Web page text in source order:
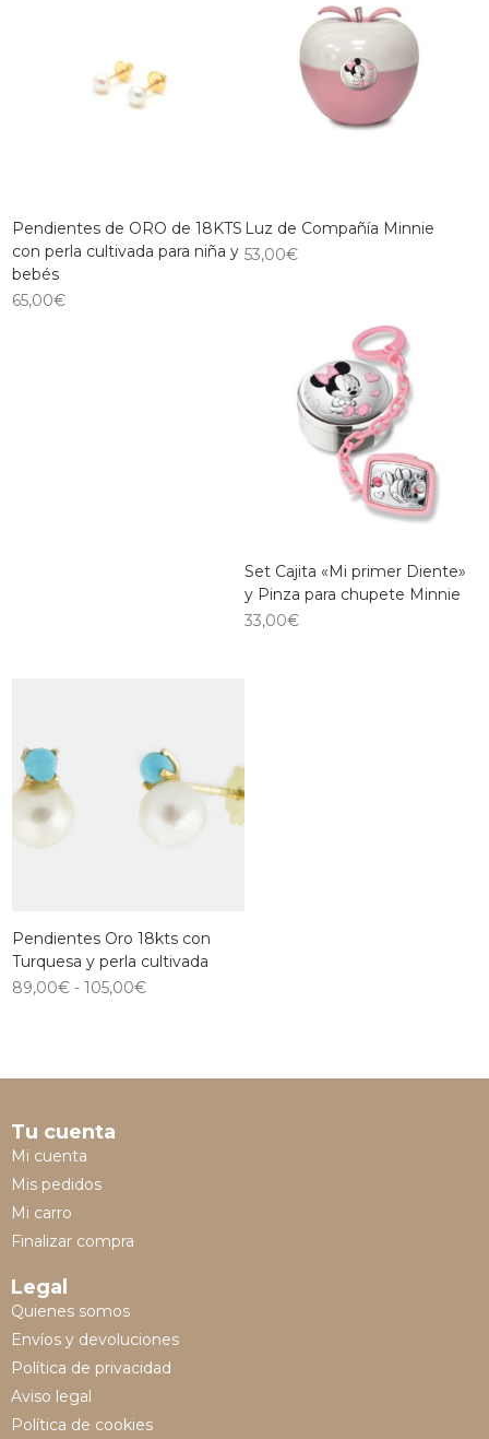
Pendientes de ORO de 18KTS
con perla cultivada para niña y
bebés
65,00€
Luz de Compañía Minnie
53,00€
Set Cajita «Mi primer Diente»
y Pinza para chupete Minnie
33,00€
Pendientes Oro 18kts con
Turquesa y perla cultivada
89,00€ - 105,00€
Tu cuenta
Mi cuenta
Mis pedidos
Mi carro
Finalizar compra
Legal
Quienes somos
Envíos y devoluciones
Política de privacidad
Aviso legal
Política de cookies